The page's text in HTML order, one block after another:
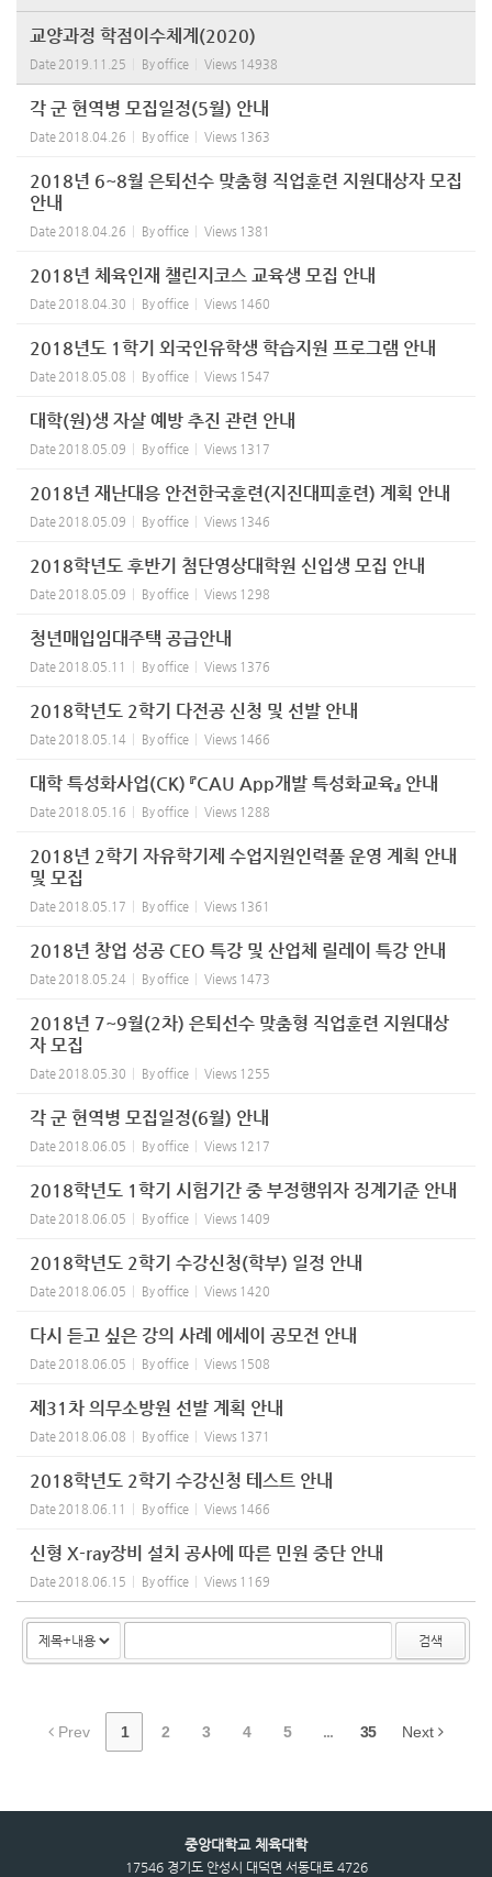
교양과정 학점이수체계(2020)
Date 2019.11.25 Byoffice Views 14938
각 군 현역병 모집일정(5월) 안내
Date 2018.04.26 Byoffice Views 1363
2018년 6~8월 은퇴선수 맞춤형 직업훈련 지원대상자 모집
안내
Date 2018.04.26 Byoffice Views 1381
2018년 체육인재 챌린지코스 교육생 모집 안내
Date 2018.04.30 Byoffice Views 1460
2018년도 1학기 외국인유학생 학습지원 프로그램 안내
Date 2018.05.08 Byoffice Views 1547
대학(원)생 자살 예방 추진 관련 안내
Date 2018.05.09 Byoffice Views 1317
2018년 재난대응 안전한국훈련(지진대피훈련) 계획 안내
Date 2018.05.09 Byoffice Views 1346
2018학년도 후반기 첨단영상대학원 신입생 모집 안내
Date 2018.05.09 Byoffice Views 1298
청년매입임대주택 공급안내
Date 2018.05.11 Byoffice Views 1376
2018학년도 2학기 다전공 신청 및 선발 안내
Date 2018.05.14 Byoffice Views 1466
대학 특성화사업(CK) 『CAU App개발 특성화교육』 안내
Date 2018.05.16 Byoffice Views 1288
2018년 2학기 자유학기제 수업지원인력풀 운영 계획 안내
및 모집
Date 2018.05.17 Byoffice Views 1361
2018년 창업 성공 CEO 특강 및 산업체 릴레이 특강 안내
Date 2018.05.24 Byoffice Views 1473
2018년 7~9월(2차) 은퇴선수 맞춤형 직업훈련 지원대상
자 모집
Date 2018.05.30 Byoffice Views 1255
각 군 현역병 모집일정(6월) 안내
Date 2018.06.05 Byoffice Views 1217
2018학년도 1학기 시험기간 중 부정행위자 징계기준 안내
Date 2018.06.05 Byoffice Views 1409
2018학년도 2학기 수강신청(학부) 일정 안내
Date 2018.06.05 Byoffice Views 1420
다시 듣고 싶은 강의 사례 에세이 공모전 안내
Date 2018.06.05 Byoffice Views 1508
제31차 의무소방원 선발 계획 안내
Date 2018.06.08 Byoffice Views 1371
2018학년도 2학기 수강신청 테스트 안내
Date 2018.06.11 Byoffice Views 1466
신형 X-ray장비 설치 공사에 따른 민원 중단 안내
Date 2018.06.15 Byoffice Views 1169
검색
Prev 1 2 3 4 5 ... 35 Next
중앙대학교 체육대학
17546 경기도 안성시 대덕면 서동대로 4726